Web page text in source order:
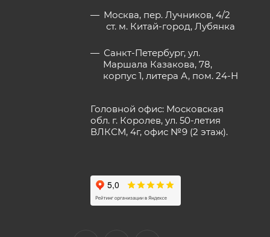
Москва, пер. Лучников, 4/2
ст. м. Китай-город, Лубянка
Санкт-Петербург, ул.
Маршала Казакова, 78,
корпус 1, литера А, пом. 24-Н
Головной офис: Московская
обл. г. Королев, ул. 50-летия
ВЛКСМ, 4г, офис №9 (2 этаж).